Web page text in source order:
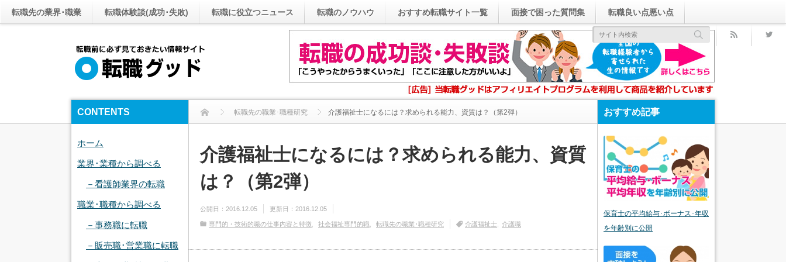
転職先の業界･職業 転職体験談(成功･失敗) 転職に役立つニュース 転職のノウハウ おすすめ転職サイト一覧 面接で困った質問集 転職良い点悪い点
rss
転職先の職業･職種研究 介護福祉士になるには？求められる能力、資質は？（第2弾）
介護福祉士になるには？求められる能力、資質
は？（第2弾）
公開日： 2016.12.05 更新日： 2016.12.05
専門的・技術的職の仕事内容と特徴 社会福祉専門的職 転職先の職業･職種研究 介護福祉士 介護職
CONTENTS
ホーム
業界･業種から調べる
－看護師業界の転職
職業･職種から調べる
－事務職に転職
－販売職･営業職に転職
おすすめ記事
保育士の平均給与･ボーナス･年収
を年齢別に公開